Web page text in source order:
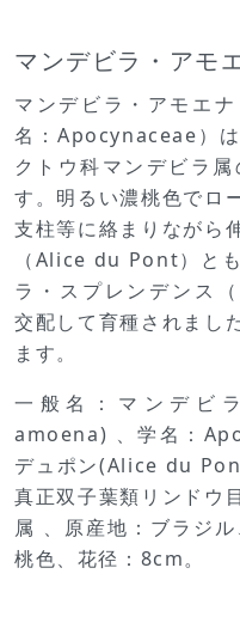
マンデビラ・アモ
マンデビラ・アモエ
名：Apocynaceae）
クトウ科マンデビラ
す。明るい濃桃色でロ
支柱等に絡まりながら
（Alice du Pont）と
ラ・スプレンデンス
交配して育種されました
ます。
一般名：マンデビ
amoena) 、学名：
デュポン(Alice du
真正双子葉類リンドウ
属 、原産地：ブラジ
桃色、花径：8cm。